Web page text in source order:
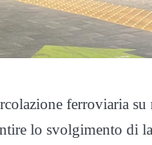
ferroviaria su
lo svolgimento di